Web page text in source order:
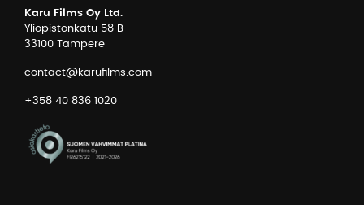
Karu Films Oy Ltd.
Yliopistonkatu 58 B
33100 Tampere
contact@karufilms.com
+358 40 836 1020